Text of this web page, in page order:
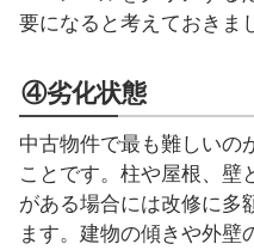
要になると考えておきま
④劣化状態
中古物件で最も難しいの
ことです。柱や屋根、壁
がある場合には改修に多
ます。建物の傾きや外壁